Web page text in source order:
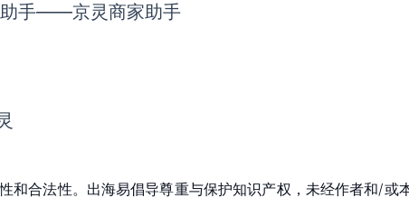
手——京灵商家助手
和合法性。出海易倡导尊重与保护知识产权，未经作者和/或